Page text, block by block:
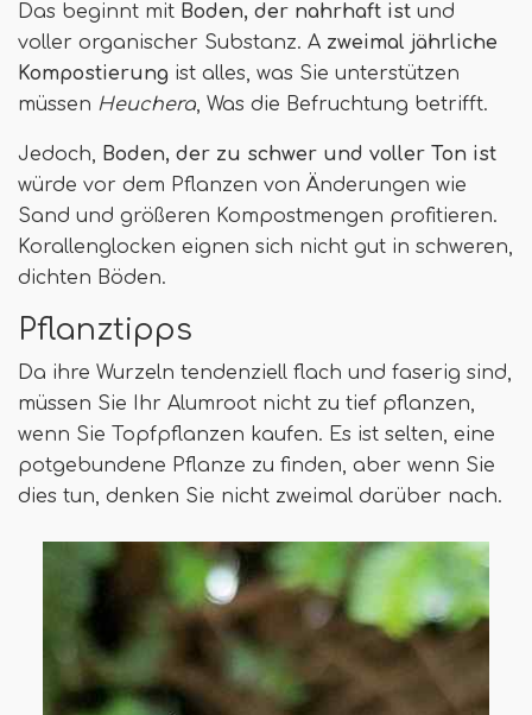
Das beginnt mit Boden, der nahrhaft ist und
voller organischer Substanz. A zweimal jährliche
Kompostierung ist alles, was Sie unterstützen
müssen Heuchera, Was die Befruchtung betrifft.
Jedoch, Boden, der zu schwer und voller Ton ist
würde vor dem Pflanzen von Änderungen wie
Sand und größeren Kompostmengen profitieren.
Korallenglocken eignen sich nicht gut in schweren,
dichten Böden.
Pflanztipps
Da ihre Wurzeln tendenziell flach und faserig sind,
müssen Sie Ihr Alumroot nicht zu tief pflanzen,
wenn Sie Topfpflanzen kaufen. Es ist selten, eine
potgebundene Pflanze zu finden, aber wenn Sie
dies tun, denken Sie nicht zweimal darüber nach.